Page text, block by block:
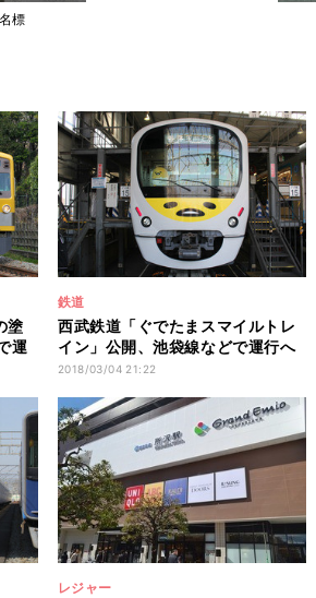
標
塗
運
鉄道
西武鉄道「ぐでたまスマイルトレ
イン」公開、池袋線などで運行へ
2018/03/04 21:22
レジャー